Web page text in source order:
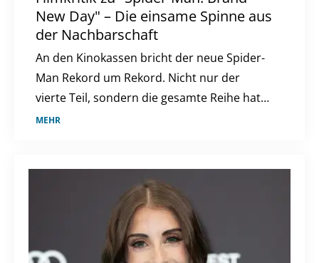
New Day" – Die einsame Spinne aus
der Nachbarschaft
An den Kinokassen bricht der neue Spider-
Man Rekord um Rekord. Nicht nur der
vierte Teil, sondern die gesamte Reihe hat
sich diesen Erfolg mehr als verdient. Eine
MEHR